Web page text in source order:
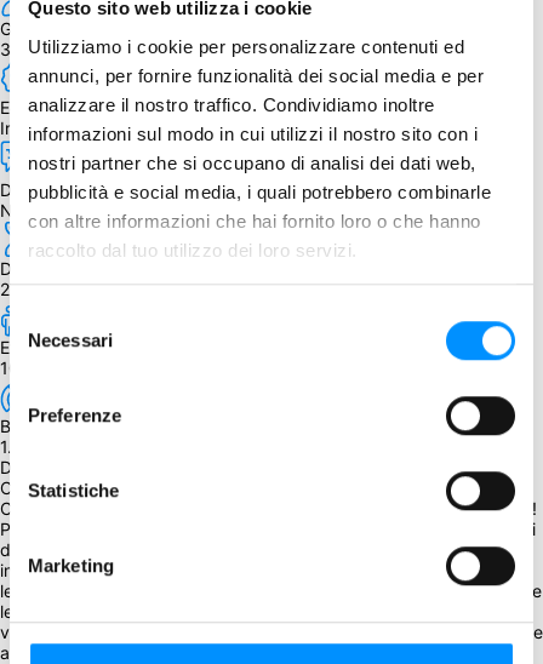
Questo sito web utilizza i cookie
Utilizziamo i cookie per personalizzare contenuti ed
annunci, per fornire funzionalità dei social media e per
analizzare il nostro traffico. Condividiamo inoltre
informazioni sul modo in cui utilizzi il nostro sito con i
nostri partner che si occupano di analisi dei dati web,
pubblicità e social media, i quali potrebbero combinarle
con altre informazioni che hai fornito loro o che hanno
raccolto dal tuo utilizzo dei loro servizi.
Selezione
del
consenso
Necessari
Preferenze
Statistiche
Marketing
Giocatori
3 - 7
Edizione
Inglese
Dipendenza dalla lingua
Nessuna
Durata
20 min.
Età
10+
BGG Weight
1.61
Descrizione
Credete nel vostro futuro!
Ci sono sei aziende che cambieranno il mondo come lo conosciamo!
Potete partecipare al loro successo ed essere investitori. Cercate di
diventare ricchi prendendo le decisioni giuste! Solo il più grande
investitore può ottenere denaro da ogni azienda. Dovete cercare di
leggere le prossime mosse dei vostri rivali e usare il vostro capitale e
le vostre tre carte nascoste diventare il più grande azionista e
vincere! In questo gioco bisogna essere fortunati, ma anche pensare
alle proprie mosse e analizzare i propri rivali!